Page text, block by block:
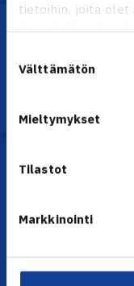
tietoihin, joita olet
kun olet käyttänyt
valinta
Välttämätön
Mieltymykset
Tilastot
Markkinointi
Lataa OmaTennis!
Olympiastadion,
Toimiston puhelinajat:
sähköpostitse:
KAIKKI